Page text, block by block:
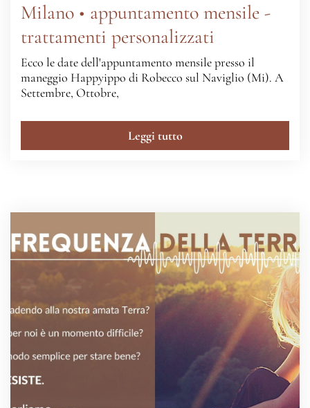
Milano • appuntamento mensile -
trattamenti personalizzati
Ecco le date dell'appuntamento mensile presso il
maneggio Happyippo di Robecco sul Naviglio (Mi). A
Settembre, Ottobre,
Leggi tutto